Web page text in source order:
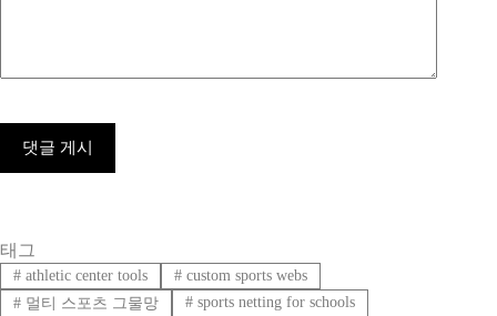
댓글 게시
태그
#athletic center tools #custom sports webs
#멀티 스포츠 그물망 #sports netting for schools